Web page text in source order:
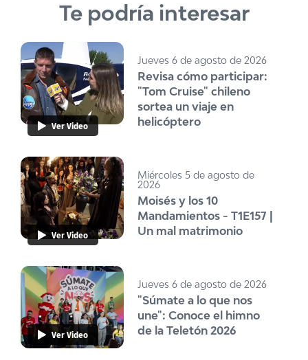
Te podría interesar
Ver Video
Jueves 6 de agosto de 2026
Revisa cómo participar:
"Tom Cruise" chileno
sortea un viaje en
helicóptero
Ver Video
Miércoles 5 de agosto de
2026
Moisés y los 10
Mandamientos - T1E157 |
Un mal matrimonio
Ver Video
Jueves 6 de agosto de 2026
"Súmate a lo que nos
une": Conoce el himno
de la Teletón 2026